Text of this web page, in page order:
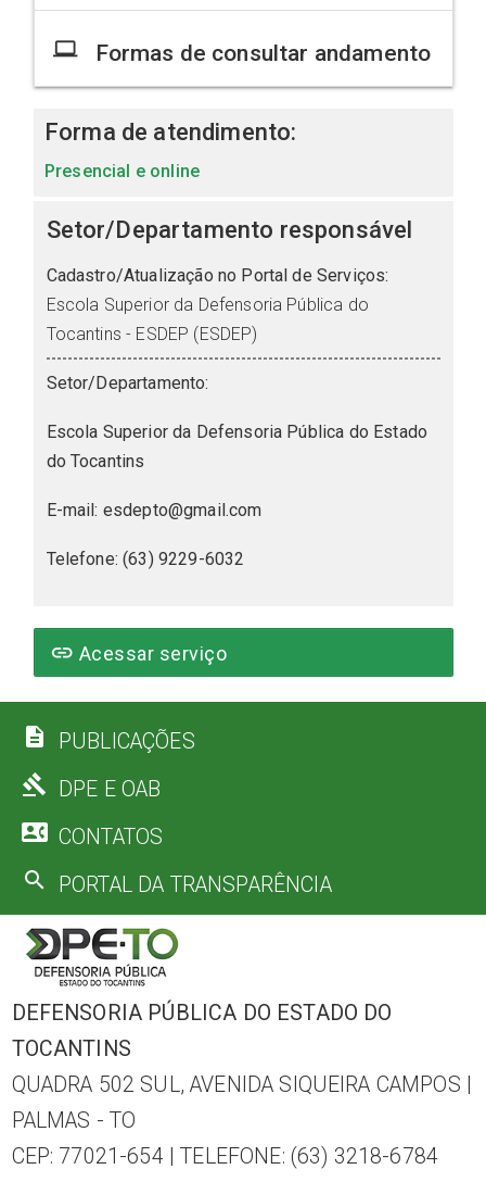
laptop Formas de consultar andamento
Forma de atendimento:
Presencial e online
Setor/Departamento responsável
Cadastro/Atualização no Portal de Serviços:
Escola Superior da Defensoria Pública do
Tocantins - ESDEP (ESDEP)
Setor/Departamento:
Escola Superior da Defensoria Pública do Estado
do Tocantins
E-mail: esdepto@gmail.com
Telefone: (63) 9229-6032
link Acessar serviço
description PUBLICAÇÕES
gavel DPE E OAB
contact_phone CONTATOS
search PORTAL DA TRANSPARÊNCIA
DEFENSORIA PÚBLICA DO ESTADO DO
TOCANTINS
QUADRA 502 SUL, AVENIDA SIQUEIRA CAMPOS |
PALMAS - TO
CEP: 77021-654 | TELEFONE: (63) 3218-6784